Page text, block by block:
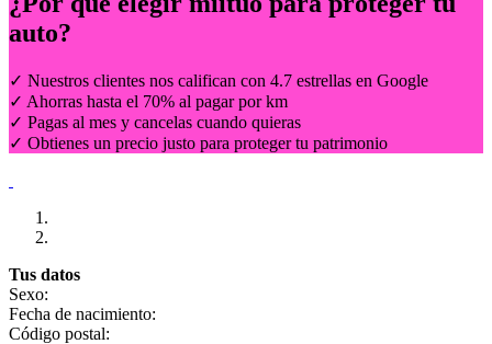
auto?
✓ Nuestros clientes nos califican con 4.7 estrellas en Google
✓ Ahorras hasta el 70% al pagar por km
✓ Pagas al mes y cancelas cuando quieras
✓ Obtienes un precio justo para proteger tu patrimonio
Tus datos
Sexo:
Fecha de nacimiento:
Código postal: